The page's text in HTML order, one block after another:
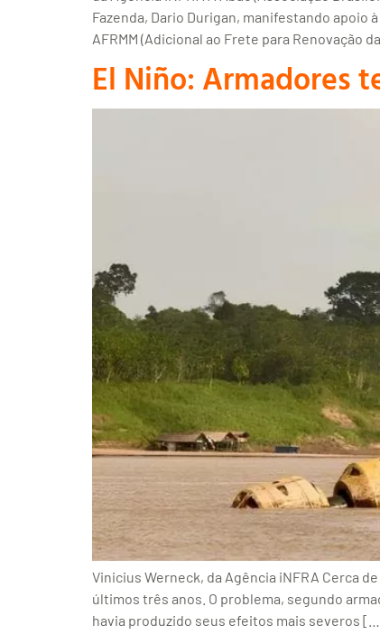
Fazenda, Dario Durigan, manifestando apoio
AFRMM (Adicional ao Frete para Renovação
El Niño: Armadores
Vinicius Werneck, da Agência iNFRA Cerca
últimos três anos. O problema, segundo
havia produzido seus efeitos mais severos